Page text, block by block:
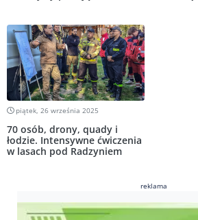
piątek, 26 września 2025
70 osób, drony, quady i
łodzie. Intensywne ćwiczenia
w lasach pod Radzyniem
reklama